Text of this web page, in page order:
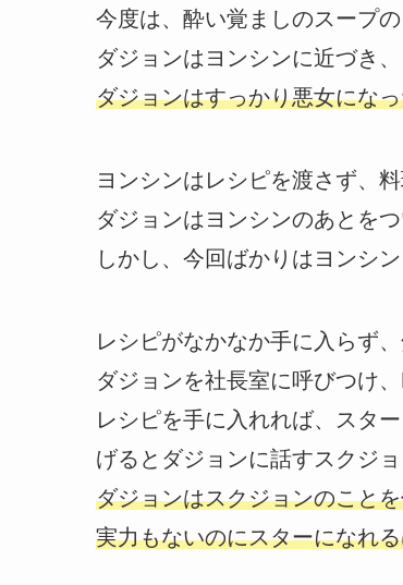
今度は、酔い覚ましのスープ
ダジョンはヨンシンに近づき
ダジョンはすっかり悪女にな
ヨンシンはレシピを渡さず、
ダジョンはヨンシンのあとを
しかし、今回ばかりはヨンシン
レシピがなかなか手に入らず、
ダジョンを社長室に呼びつけ、
レシピを手に入れれば、スタ
げるとダジョンに話すスクジョ
ダジョンはスクジョンのこと
実力もないのにスターになれ